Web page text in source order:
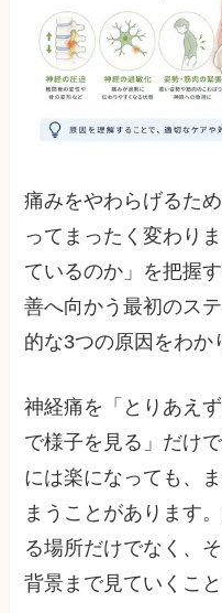
痛みをやわらげるた
ってまったく変わり
ているのか」を把握
善へ向かう最初のス
的な3つの原因をわか
神経痛を「とりあえ
で様子を見る」だけ
には楽になっても、
まうことがあります
る場所だけでなく、
背景まで見ていくこと